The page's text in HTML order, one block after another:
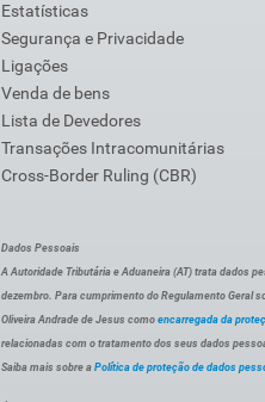
Estatísticas
Segurança e Privacidade
Ligações
Venda de bens
Lista de Devedores
Transações Intracomunitárias
Cross-Border Ruling (CBR)
Dados Pessoais
A Autoridade Tributária e Aduaneira (AT) trata dados
dezembro. Para cumprimento do Regulamento Geral
Oliveira Andrade de Jesus como encarregada da
relacionadas com o tratamento dos seus dados
Saiba mais sobre a Política de proteção de dados